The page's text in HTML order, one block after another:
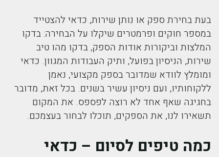
בעת בחירת ספק או נותן שירות, כדאי להצטייד
במספר חוקים ופרמטרים שיקלו על הבחירה: בדקו
המלצות וביקורות אודות הספק, בדקו מהו טיב
שירות, הניסיון בפועל, ותיק העבודות המגוון. כדאי
ומומלץ לוודא שמדובר בספק מקצועי, נאמן
ללקוחותיו, ועם ניסיון עשיר בשנים. בכל זאת, מדובר
בחגיגה שאף אחד לא רוצה לפספס. את המקום
תשאירו לנו, את הספקים, תוכלו לבחור בעצמכם.
כמה טיפים לסיום – כדאי